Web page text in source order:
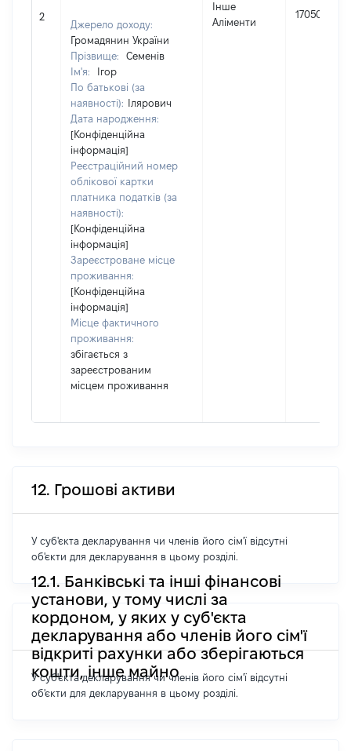
2
Джерело доходу:
Громадянин України
Прізвище:
Семенів
Ім'я:
Ігор
По батькові (за
наявності):
Ілярович
Дата народження:
[Конфіденційна
інформація]
Реєстраційний номер
облікової картки
платника податків (за
наявності):
[Конфіденційна
інформація]
Зареєстроване місце
проживання:
[Конфіденційна
інформація]
Місце фактичного
проживання:
збігається з
зареєстрованим
місцем проживання
Інше
Аліменти
17050
12. Грошові активи
У суб'єкта декларування чи членів його сім'ї відсутні
об'єкти для декларування в цьому розділі.
12.1. Банківські та інші фінансові
установи, у тому числі за
кордоном, у яких у суб'єкта
декларування або членів його сім'ї
відкриті рахунки або зберігаються
кошти, інше майно
У суб'єкта декларування чи членів його сім'ї відсутні
об'єкти для декларування в цьому розділі.